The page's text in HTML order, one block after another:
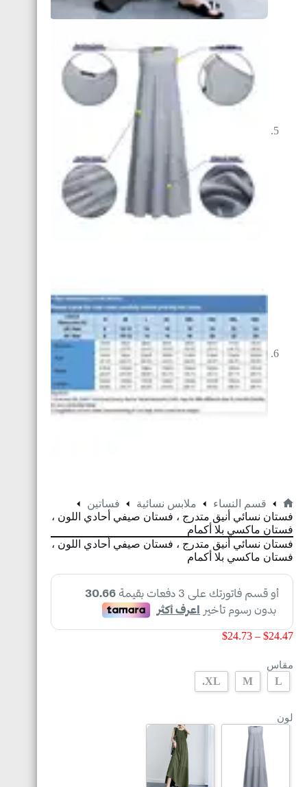
قسم النساء ملابس نسائية
فساتين
فستان نسائي أنيق متدرج ، فستان صيفي أحادي اللون ،
فستان ماكسي بلا أكمام
فستان نسائي أنيق متدرج ، فستان صيفي أحادي اللون ،
فستان ماكسي بلا أكمام
$24.47
–
$24.73
مقاس
L
M
XL.
لون